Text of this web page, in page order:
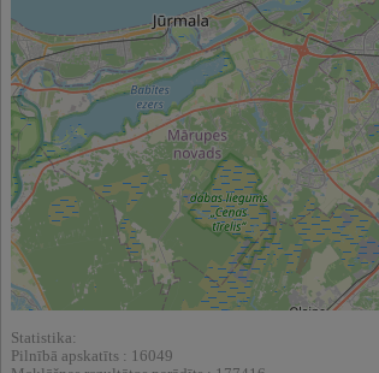
Statistika:
Pilnībā apskatīts : 16049